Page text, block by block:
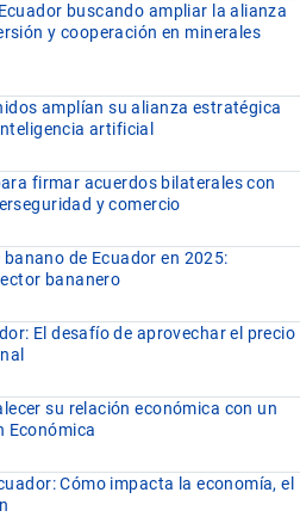
buscando ampliar la alianza
y cooperación en minerales
amplían su alianza estratégica
artificial
firmar acuerdos bilaterales con
y comercio
de Ecuador en 2025:
bananero
El desafío de aprovechar el precio
su relación económica con un
Económica
Cómo impacta la economía, el